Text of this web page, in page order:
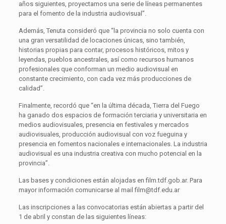
años siguientes, proyectamos una serie de líneas permanentes
para el fomento de la industria audiovisual”.
Además, Tenuta consideró que “la provincia no solo cuenta con
una gran versatilidad de locaciones únicas, sino también,
historias propias para contar, procesos históricos, mitos y
leyendas, pueblos ancestrales, así como recursos humanos
profesionales que conforman un medio audiovisual en
constante crecimiento, con cada vez más producciones de
calidad”.
Finalmente, recordó que “en la última década, Tierra del Fuego
ha ganado dos espacios de formación terciaria y universitaria en
medios audiovisuales, presencia en festivales y mercados
audiovisuales, producción audiovisual con voz fueguina y
presencia en fomentos nacionales e internacionales. La industria
audiovisual es una industria creativa con mucho potencial en la
provincia”.
Las bases y condiciones están alojadas en film.tdf.gob.ar. Para
mayor información comunicarse al mail film@tdf.edu.ar
Las inscripciones a las convocatorias están abiertas a partir del
1 de abril y constan de las siguientes líneas: